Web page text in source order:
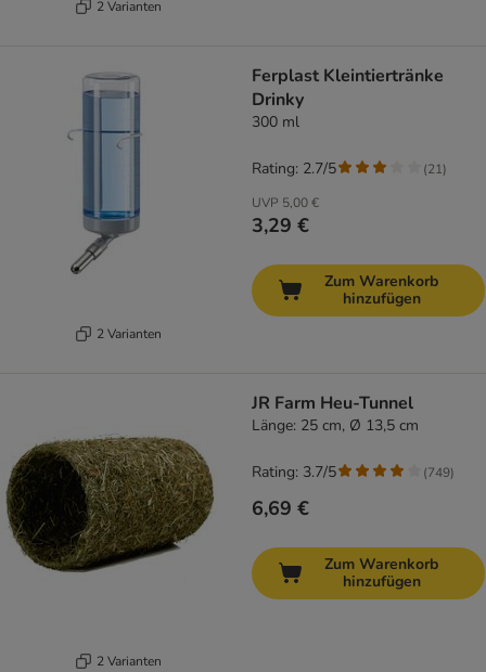
2 Varianten
2 Varianten
Ferplast Kleintiertränke
Drinky
300 ml
UVP 5,00 €
3,29 €
Rating: 2.7/5 (21)
Zum Warenkorb
hinzufügen
2 Varianten
JR Farm Heu-Tunnel
Länge: 25 cm, Ø 13,5 cm
6,69 €
Rating: 3.7/5 (749)
Zum Warenkorb
hinzufügen